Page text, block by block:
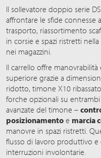
Il sollevatore doppio serie
affrontare le sfide connesse
trasporto, riassortimento
in corsie e spazi ristretti
nei magazzini.
Il carrello offre
superiore grazie a
ridotto, timone X10
forche opzionali su
avanzate del timone –
posizionamento e marcia
manovre in spazi ristretti.
flusso di lavoro produttivo e
interruzioni involontarie.